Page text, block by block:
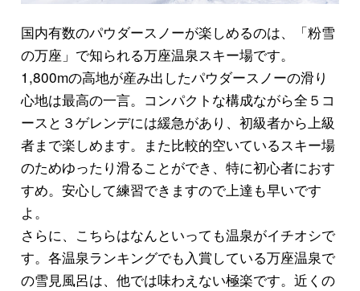
国内有数のパウダースノーが楽しめるのは、「粉雪
の万座」で知られる万座温泉スキー場です。
1,800mの高地が産み出したパウダースノーの滑り
心地は最高の一言。コンパクトな構成ながら全５コ
ースと３ゲレンデには緩急があり、初級者から上級
者まで楽しめます。また比較的空いているスキー場
のためゆったり滑ることができ、特に初心者におす
すめ。安心して練習できますので上達も早いです
よ。
さらに、こちらはなんといっても温泉がイチオシで
す。各温泉ランキングでも入賞している万座温泉で
の雪見風呂は、他では味わえない極楽です。近くの